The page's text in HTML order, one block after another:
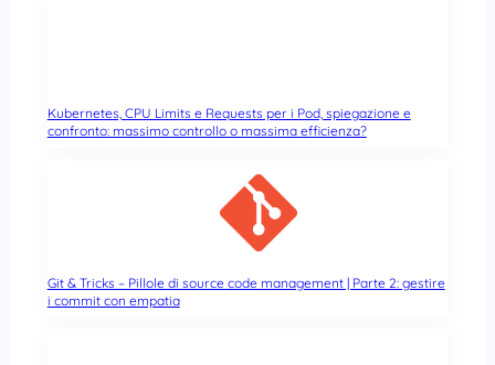
Kubernetes, CPU Limits e Requests per i Pod, spiegazione e
confronto: massimo controllo o massima efficienza?
Git & Tricks – Pillole di source code management | Parte 2: gestire
i commit con empatia